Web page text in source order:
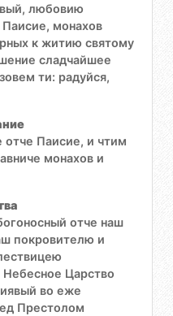
любовию
монахов
к житию святому
сладчайшее
ти: радуйся,
Паисие, и чтим
монахов и
отче наш
покровителю и
Царство
во еже
Престолом